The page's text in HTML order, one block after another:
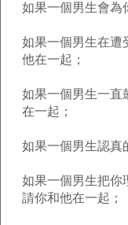
如果一個男生會為
如果一個男生在遭
他在一起；
如果一個男生一直
在一起；
如果一個男生認真
如果一個男生把你
請你和他在一起；